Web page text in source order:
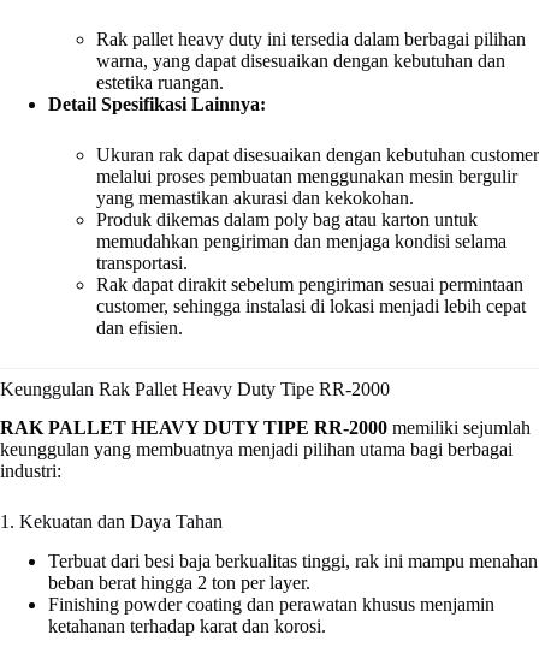
Rak pallet heavy duty ini tersedia dalam berbagai pilihan
warna, yang dapat disesuaikan dengan kebutuhan dan
estetika ruangan.
Detail Spesifikasi Lainnya:
Ukuran rak dapat disesuaikan dengan kebutuhan customer
melalui proses pembuatan menggunakan mesin bergulir
yang memastikan akurasi dan kekokohan.
Produk dikemas dalam poly bag atau karton untuk
memudahkan pengiriman dan menjaga kondisi selama
transportasi.
Rak dapat dirakit sebelum pengiriman sesuai permintaan
customer, sehingga instalasi di lokasi menjadi lebih cepat
dan efisien.
Keunggulan Rak Pallet Heavy Duty Tipe RR-2000
RAK PALLET HEAVY DUTY TIPE RR-2000 memiliki sejumlah
keunggulan yang membuatnya menjadi pilihan utama bagi berbagai
industri:
1. Kekuatan dan Daya Tahan
Terbuat dari besi baja berkualitas tinggi, rak ini mampu menahan
beban berat hingga 2 ton per layer.
Finishing powder coating dan perawatan khusus menjamin
ketahanan terhadap karat dan korosi.